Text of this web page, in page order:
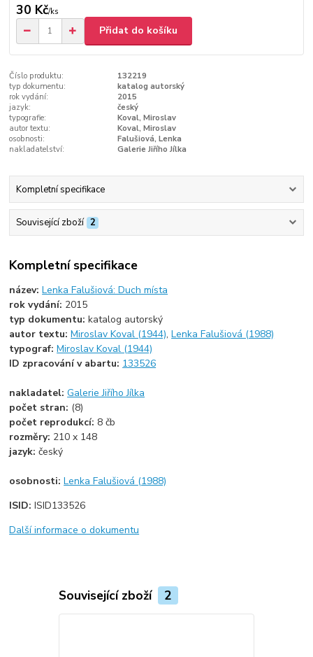
30 Kč/ks
Přidat do košíku
Číslo produktu:
132219
typ dokumentu:
katalog autorský
rok vydání:
2015
jazyk:
český
typografie:
Koval, Miroslav
autor textu:
Koval, Miroslav
osobnosti:
Falušiová, Lenka
nakladatelství:
Galerie Jiřího Jílka
Kompletní specifikace
Související zboží 2
Kompletní specifikace
název:Lenka Falušiová: Duch místa
rok vydání: 2015
typ dokumentu:katalog autorský
autor textu:Miroslav Koval (1944),Lenka Falušiová (1988)
typograf:Miroslav Koval (1944)
ID zpracování v abartu: 133526
nakladatel:Galerie Jiřího Jílka
počet stran: (8)
počet reprodukcí: 8 čb
rozměry: 210 x 148
jazyk:český
osobnosti:Lenka Falušiová (1988)
ISID:ISID133526
Další informace o dokumentu
Související zboží 2